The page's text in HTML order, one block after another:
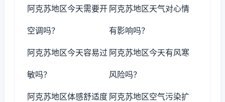
阿克苏地区今天需要开
空调吗？
阿克苏地区天气对心情
有影响吗？
阿克苏地区今天容易过
敏吗？
阿克苏地区今天有风寒
风险吗？
阿克苏地区体感舒适度 阿克苏地区空气污染扩